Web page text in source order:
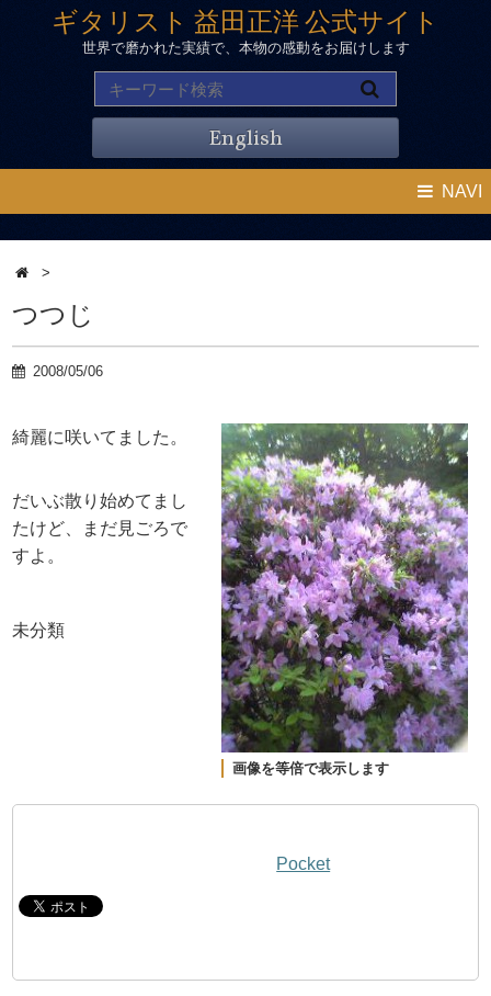
ギタリスト 益田正洋 公式サイト
世界で磨かれた実績で、本物の感動をお届けします
English
NAVI
>
つつじ
2008/05/06
画像を等倍で表示します
綺麗に咲いてました。
だいぶ散り始めてまし
たけど、まだ見ごろで
すよ。
未分類
Pocket